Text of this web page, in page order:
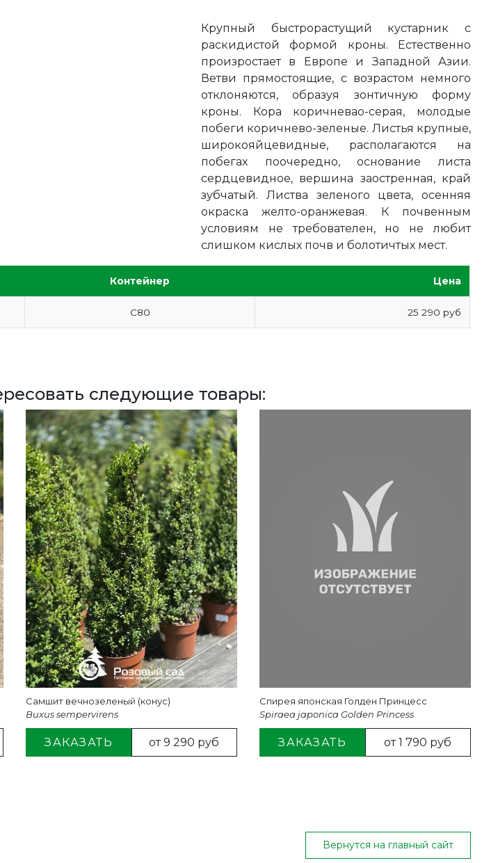
Крупный быстрорастущий кустарник с
раскидистой формой кроны. Естественно
произростает в Европе и Западной Азии.
Ветви прямостоящие, с возрастом немного
отклоняются, образуя зонтичную форму
кроны. Кора коричневао-серая, молодые
побеги коричнево-зеленые. Листья крупные,
широкояйцевидные, располагаются на
побегах поочередно, основание листа
сердцевидное, вершина заостренная, край
зубчатый. Листва зеленого цвета, осенняя
окраска желто-оранжевая. К почвенным
условиям не требователен, но не любит
слишком кислых почв и болотичтых мест.
Контейнер Цена
С80 25 290 руб
следующие товары:
Самшит вечнозеленый (конус)
Buxus sempervirens
ЗАКАЗАТЬ от 9 290 руб
Спирея японская Голден Принцесс
Spiraea japonica Golden Princess
ЗАКАЗАТЬ от 1 790 руб
Вернутся на главный сайт